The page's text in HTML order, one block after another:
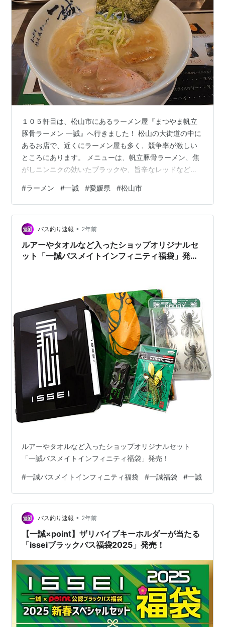
１０５軒目は、松山市にあるラーメン屋『まつやま帆立
豚骨ラーメン 一誠』へ行きました！ 松山の大街道の中に
あるお店で、近くにラーメン屋も多く、競争率が激しい
ところにあります。 メニューは、帆立豚骨ラーメン、焦
がしニンニクの効いたブラックや、旨辛なレッドなどが
いうこともあり、シンプルな帆立豚骨ラーメンを頂きま
した！ 運ばれてきた瞬間にホタテの香りが漂ってきまし
た。 具材は、薄くて大きいチャーシューが２枚、ネギ、
メンマ、海苔があります。 スープは、クリーミーでバタ
ーの風味を感じました🍜 麺は、細平麺で、ツルツルと食
べられました！ 帆立ラーメンなる…
#ラーメン #一誠 #愛媛県 #松山市
バス釣り速報 • 2年前
ルアーやタオルなど入ったショップオリジナルセ
ット「一誠バスメイトインフィニティ福袋」発
ルアーやタオルなど入ったショップオリジナルセット
「一誠バスメイトインフィニティ福袋」発売！
#一誠バスメイトインフィニティ福袋 #一誠福袋 #一誠
バス釣り速報 • 2年前
【一誠×point】ザリバイブキーホルダーが当たる
「isseiブラックバス福袋2025」発売！